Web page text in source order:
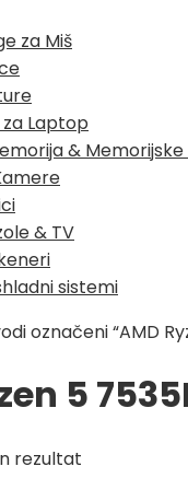
za Miš
Laptop
&
& TV
sistemi
označeni “AMD
5
rezultat